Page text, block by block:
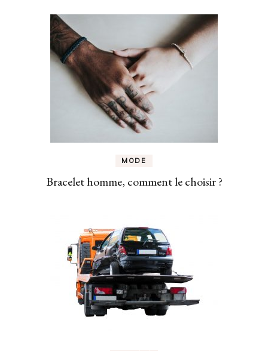
MODE
Bracelet homme, comment le choisir ?